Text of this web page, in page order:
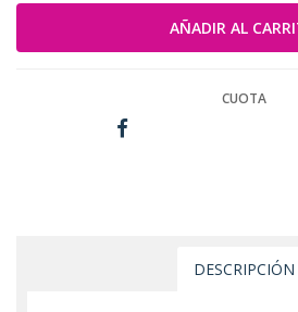
CUOTA
DESCRIPCIÓN